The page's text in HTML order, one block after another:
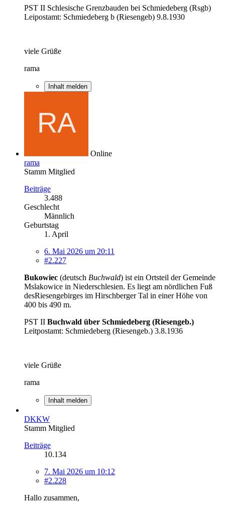
PST II Schlesische Grenzbauden bei Schmiedeberg (Rsgb)
Leipostamt: Schmiedeberg b (Riesengeb) 9.8.1930
viele Grüße
rama
Inhalt melden
Online
rama
Stamm Mitglied
Beiträge
3.488
Geschlecht
Männlich
Geburtstag
1. April
6. Mai 2026 um 20:11
#2.227
Bukowiec (deutsch Buchwald) ist ein Ortsteil der Gemeinde
Mslakowice in Niederschlesien. Es liegt am nördlichen Fuß
desRiesengebirges im Hirschberger Tal in einer Höhe von
400 bis 490 m.
PST II Buchwald über Schmiedeberg (Riesengeb.)
Leitpostamt: Schmiedeberg (Riesengeb.) 3.8.1936
viele Grüße
rama
Inhalt melden
DKKW
Stamm Mitglied
Beiträge
10.134
7. Mai 2026 um 10:12
#2.228
Hallo zusammen,